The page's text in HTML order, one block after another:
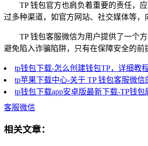
TP 钱包官方也肩负着重要的责任，
过多种渠道，如官方网站、社交媒体等，
TP 钱包客服微信为用户提供了一个
避免陷入诈骗陷阱，只有在保障安全的前
tp钱包下载-怎么创建钱包TP，详细教
tp苹果下载中心-关于 TP 钱包客服微信
tp钱包下载app安卓版最新下载-TP钱
客服微信
相关文章：